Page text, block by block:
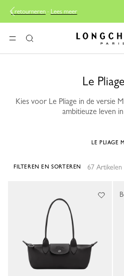
MENUZoeken Longchamp - Home
Le
Kies voor Le Pliage in de versie
ambitieuze leven
LE PLIAGE M
67 Artikelen
FILTEREN EN SORTEREN